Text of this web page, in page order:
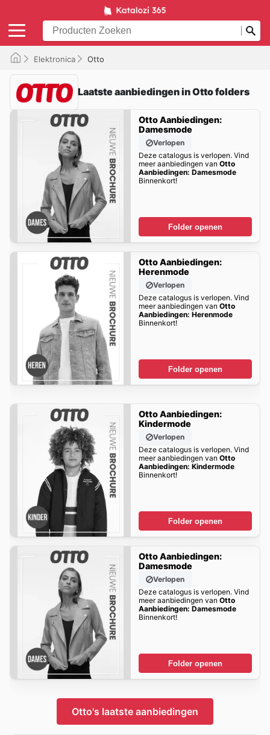
Elektronica Otto
Laatste aanbiedingen in Otto folders
Otto Aanbiedingen:
Damesmode
Verlopen
Deze catalogus is verlopen. Vind
meer aanbiedingen van Otto
Aanbiedingen: Damesmode
Binnenkort!
Folder openen
Otto Aanbiedingen:
Herenmode
Verlopen
Deze catalogus is verlopen. Vind
meer aanbiedingen van Otto
Aanbiedingen: Herenmode
Binnenkort!
Folder openen
Otto Aanbiedingen:
Kindermode
Verlopen
Deze catalogus is verlopen. Vind
meer aanbiedingen van Otto
Aanbiedingen: Kindermode
Binnenkort!
Folder openen
Otto Aanbiedingen:
Damesmode
Verlopen
Deze catalogus is verlopen. Vind
meer aanbiedingen van Otto
Aanbiedingen: Damesmode
Binnenkort!
Folder openen
Otto's laatste aanbiedingen